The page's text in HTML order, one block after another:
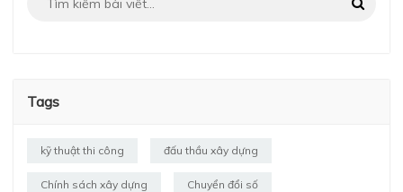
Tags
kỹ thuật thi công đấu thầu xây dựng
Chính sách xây dựng Chuyển đổi số